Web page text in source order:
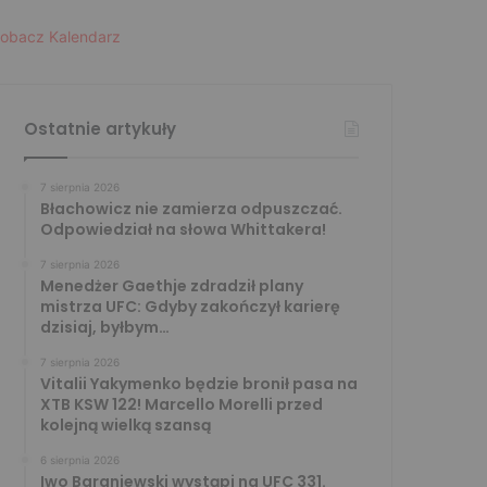
Kalendarz
Ostatnie artykuły
7 sierpnia 2026
Błachowicz nie zamierza odpuszczać.
Odpowiedział na słowa Whittakera!
7 sierpnia 2026
Menedżer Gaethje zdradził plany
mistrza UFC: Gdyby zakończył karierę
dzisiaj, byłbym…
7 sierpnia 2026
Vitalii Yakymenko będzie bronił pasa na
XTB KSW 122! Marcello Morelli przed
kolejną wielką szansą
6 sierpnia 2026
Iwo Baraniewski wystąpi na UFC 331.